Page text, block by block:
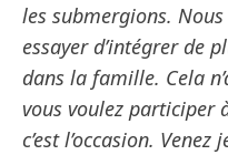
les submergions.
essayer d’intégrer de
dans la famille. Cela
vous voulez participer
c’est l’occasion.